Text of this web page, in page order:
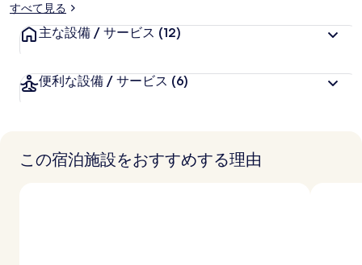
怡すべて見る
主な設備 / サービス (12)
便利な設備 / サービス (6)
この宿泊施設をおすすめする理由